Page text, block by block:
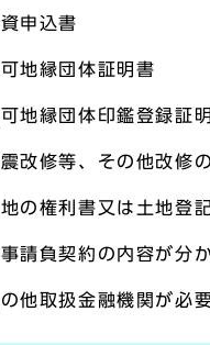
申込書
地縁団体証明書
地縁団体印鑑登録証
改修等、その他改修
の権利書又は土地登
請負契約の内容が分
他取扱金融機関が必